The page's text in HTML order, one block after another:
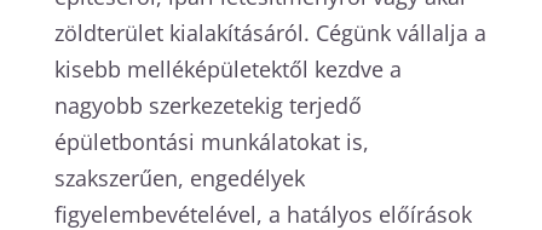
zöldterület kialakításáról. Cégünk vállalja a
kisebb melléképületektől kezdve a
nagyobb szerkezetekig terjedő
épületbontási munkálatokat is,
szakszerűen, engedélyek
figyelembevételével, a hatályos előírások